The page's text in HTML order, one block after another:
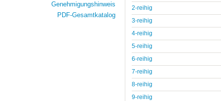
2-reihig
3-reihig
4-reihig
5-reihig
6-reihig
7-reihig
8-reihig
9-reihig
Genehmigungshinweis
PDF-Gesamtkatalog